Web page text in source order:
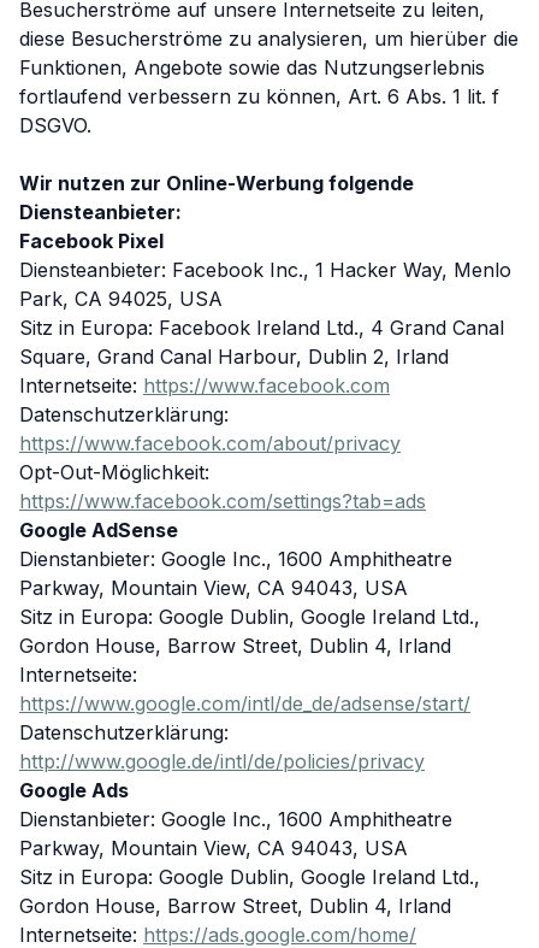
Besucherströme auf unsere Internetseite zu leiten,
diese Besucherströme zu analysieren, um hierüber die
Funktionen, Angebote sowie das Nutzungserlebnis
fortlaufend verbessern zu können, Art. 6 Abs. 1 lit. f
DSGVO.
Wir nutzen zur Online-Werbung folgende
Diensteanbieter:
Facebook Pixel
Diensteanbieter: Facebook Inc., 1 Hacker Way, Menlo
Park, CA 94025, USA
Sitz in Europa: Facebook Ireland Ltd., 4 Grand Canal
Square, Grand Canal Harbour, Dublin 2, Irland
Internetseite: https://www.facebook.com
Datenschutzerklärung:
https://www.facebook.com/about/privacy
Opt-Out-Möglichkeit:
https://www.facebook.com/settings?tab=ads
Google AdSense
Dienstanbieter: Google Inc., 1600 Amphitheatre
Parkway, Mountain View, CA 94043, USA
Sitz in Europa: Google Dublin, Google Ireland Ltd.,
Gordon House, Barrow Street, Dublin 4, Irland
Internetseite:
https://www.google.com/intl/de_de/adsense/start/
Datenschutzerklärung:
http://www.google.de/intl/de/policies/privacy
Google Ads
Dienstanbieter: Google Inc., 1600 Amphitheatre
Parkway, Mountain View, CA 94043, USA
Sitz in Europa: Google Dublin, Google Ireland Ltd.,
Gordon House, Barrow Street, Dublin 4, Irland
Internetseite: https://ads.google.com/home/